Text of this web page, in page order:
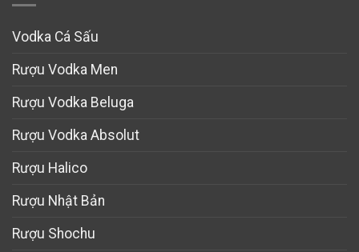
Vodka Cá Sấu
Rượu Vodka Men
Rượu Vodka Beluga
Rượu Vodka Absolut
Rượu Halico
Rượu Nhật Bản
Rượu Shochu